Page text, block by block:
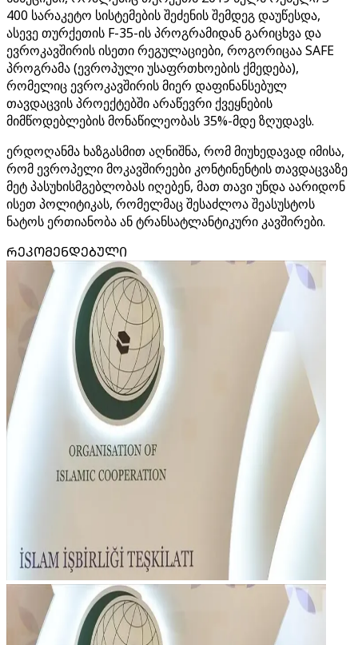
400 სარაკეტო სისტემების შეძენის შემდეგ დაუწესდა,
ასევე თურქეთის F-35-ის პროგრამიდან გარიცხვა და
ევროკავშირის ისეთი რეგულაციები, როგორიცაა SAFE
პროგრამა (ევროპული უსაფრთხოების ქმედება),
რომელიც ევროკავშირის მიერ დაფინანსებულ
თავდაცვის პროექტებში არაწევრი ქვეყნების
მიმწოდებლების მონაწილეობას 35%-მდე ზღუდავს.
ერდოღანმა ხაზგასმით აღნიშნა, რომ მიუხედავად იმისა,
რომ ევროპელი მოკავშირეები კონტინენტის თავდაცვაზე
მეტ პასუხისმგებლობას იღებენ, მათ თავი უნდა აარიდონ
ისეთ პოლიტიკას, რომელმაც შესაძლოა შეასუსტოს
ნატოს ერთიანობა ან ტრანსატლანტიკური კავშირები.
ᲠᲔᲙᲝᲛᲔᲜᲓᲔᲑᲣᲚᲘ